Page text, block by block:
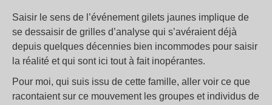
Saisir le sens de l’événement gilets jaunes implique de
se dessaisir de grilles d’analyse qui s’avéraient déjà
depuis quelques décennies bien incommodes pour saisir
la réalité et qui sont ici tout à fait inopérantes.
Pour moi, qui suis issu de cette famille, aller voir ce que
racontaient sur ce mouvement les groupes et individus de